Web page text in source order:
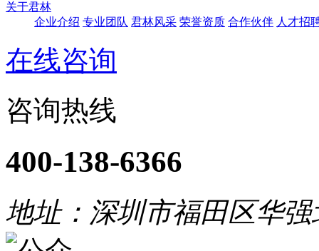
关于君林
企业介绍 专业团队 君林风采 荣誉资质 合作伙伴 人才招
在线咨询
咨询热线
400-138-6366
地址：深圳市福田区华